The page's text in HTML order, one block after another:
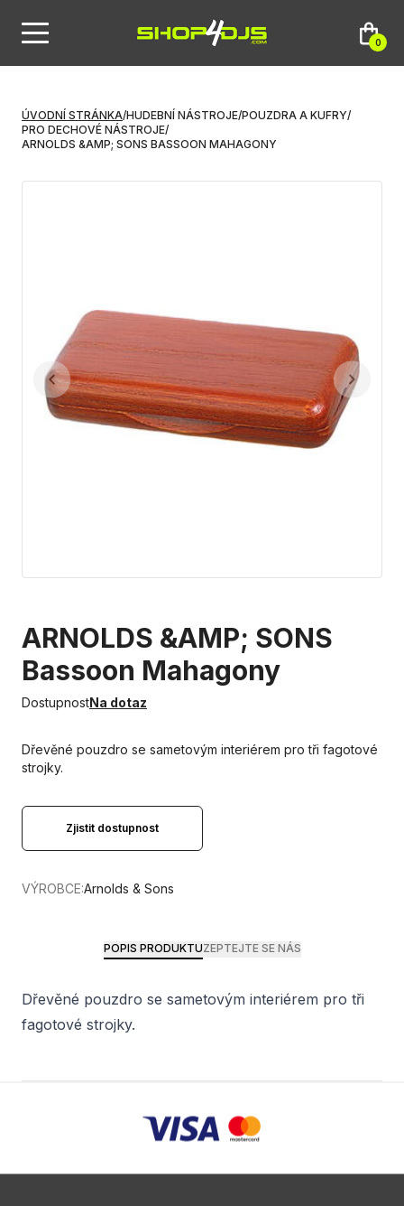
0
ÚVODNÍ STRÁNKA/HUDEBNÍ NÁSTROJE/POUZDRA A KUFRY/
PRO DECHOVÉ NÁSTROJE/
ARNOLDS &AMP; SONS BASSOON MAHAGONY
ARNOLDS &AMP; SONS
Bassoon Mahagony
DostupnostNa dotaz
Dřevěné pouzdro se sametovým interiérem pro tři fagotové
strojky.
Zjistit dostupnost
VÝROBCE:Arnolds & Sons
POPIS PRODUKTUZEPTEJTE SE NÁS
Dřevěné pouzdro se sametovým interiérem pro tři
fagotové strojky.